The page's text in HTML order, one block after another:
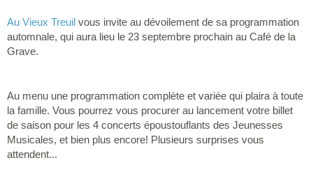
Au Vieux Treuil vous invite au dévoilement de sa programmation
automnale, qui aura lieu le 23 septembre prochain au Café de la
Grave.
Au menu une programmation complète et variée qui plaira à toute
la famille. Vous pourrez vous procurer au lancement votre billet
de saison pour les 4 concerts époustouflants des Jeunesses
Musicales, et bien plus encore! Plusieurs surprises vous
attendent...